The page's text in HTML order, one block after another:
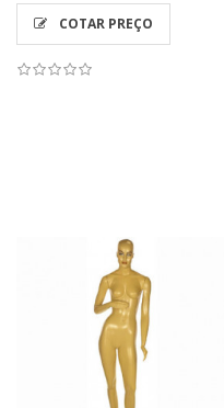
COTAR PREÇO